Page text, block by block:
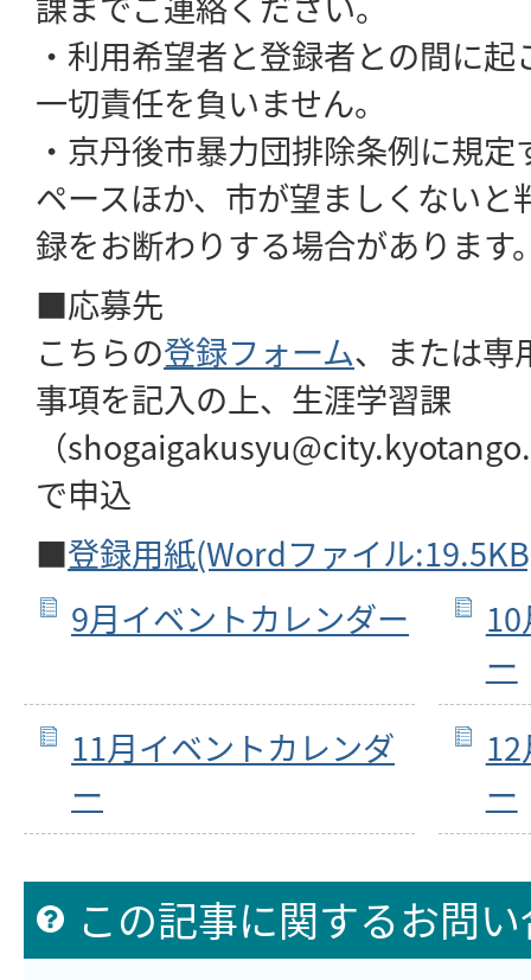
・利用希望者と登録者との間に
一切責任を負いません。
・京丹後市暴力団排除条例に規
ペースほか、市が望ましくないと
録をお断わりする場合があります
■応募先
こちらの登録フォーム、または専
事項を記入の上、生涯学習課
（
で申込
■登録用紙(Wordファイル
9月イベントカレンダー
ー
11月イベントカレンダ
ー
ー
この記事に関するお問